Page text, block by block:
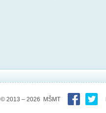
© 2013 – 2026 MŠMT